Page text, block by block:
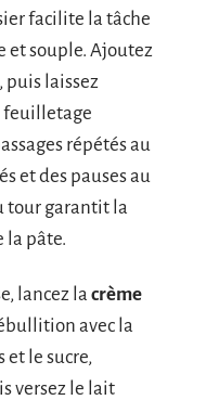
facilite la tâche
et souple. Ajoutez
puis laissez
feuilletage
répétés au
et des pauses au
tour garantit la
la pâte.
lancez la crème
avec la
et le sucre,
versez le lait